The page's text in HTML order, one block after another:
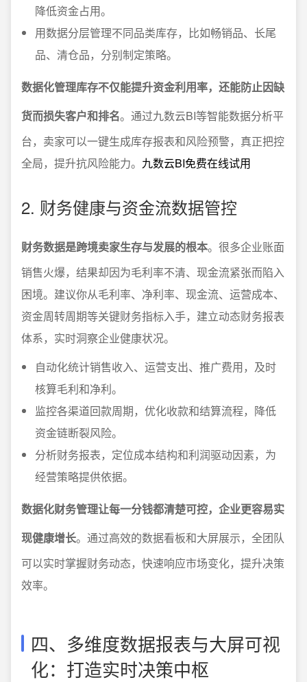
降低资金占用。
用数据分层管理不同品类库存，比如畅销品、长尾
品、清仓品，分别制定策略。
数据化管理库存不仅能提升资金利用率，还能防止因缺
货而损失客户和排名。通过九数云BI等智能数据分析平
台，卖家可以一键生成库存报表和风险预警，真正把控
全局，提升抗风险能力。 九数云BI免费在线试用
2. 财务健康与资金流数据管控
财务数据是跨境卖家生存与发展的根本。很多企业账面
销售火爆，结果却因为毛利率不清、现金流紧张而陷入
困境。建议你从毛利率、净利率、现金流、运营成本、
资金周转周期等关键财务指标入手，建立动态财务报表
体系，实时洞察企业健康状况。
自动化统计销售收入、运营支出、推广费用，及时
核算毛利和净利。
监控各渠道回款周期，优化收款和结算流程，降低
资金链断裂风险。
分析财务报表，定位成本结构和利润驱动因素，为
经营策略提供依据。
数据化财务管理让每一分钱都清楚可控，企业更容易实
现健康增长。通过高效的数据看板和大屏展示，全团队
可以实时掌握财务动态，快速响应市场变化，提升决策
效率。
四、多维度数据报表与大屏可视
化：打造实时决策中枢